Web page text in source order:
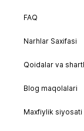
FAQ
Narhlar Saxifasi
Qoidalar va
Blog maqolalari
Maxfiylik siyosati